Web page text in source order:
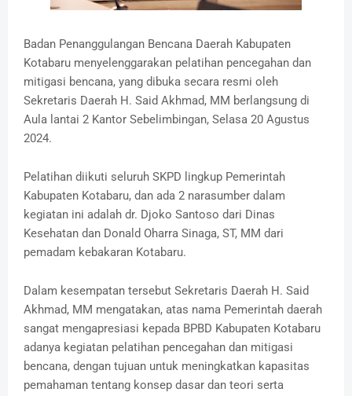
Badan Penanggulangan Bencana Daerah Kabupaten
Kotabaru menyelenggarakan pelatihan pencegahan dan
mitigasi bencana, yang dibuka secara resmi oleh
Sekretaris Daerah H. Said Akhmad, MM berlangsung di
Aula lantai 2 Kantor Sebelimbingan, Selasa 20 Agustus
2024.
Pelatihan diikuti seluruh SKPD lingkup Pemerintah
Kabupaten Kotabaru, dan ada 2 narasumber dalam
kegiatan ini adalah dr. Djoko Santoso dari Dinas
Kesehatan dan Donald Oharra Sinaga, ST, MM dari
pemadam kebakaran Kotabaru.
Dalam kesempatan tersebut Sekretaris Daerah H. Said
Akhmad, MM mengatakan, atas nama Pemerintah daerah
sangat mengapresiasi kepada BPBD Kabupaten Kotabaru
adanya kegiatan pelatihan pencegahan dan mitigasi
bencana, dengan tujuan untuk meningkatkan kapasitas
pemahaman tentang konsep dasar dan teori serta